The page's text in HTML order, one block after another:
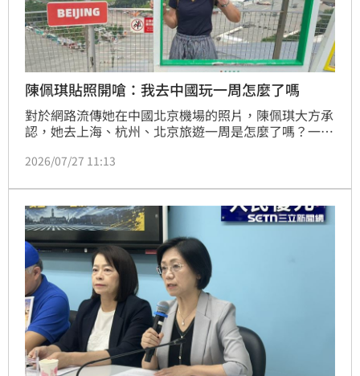
陳佩琪貼照開嗆：我去中國玩一周怎麼了嗎
對於網路流傳她在中國北京機場的照片，陳佩琪大方承
認，她去上海、杭州、北京旅遊一周是怎麼了嗎？一介
2026/07/27 11:13